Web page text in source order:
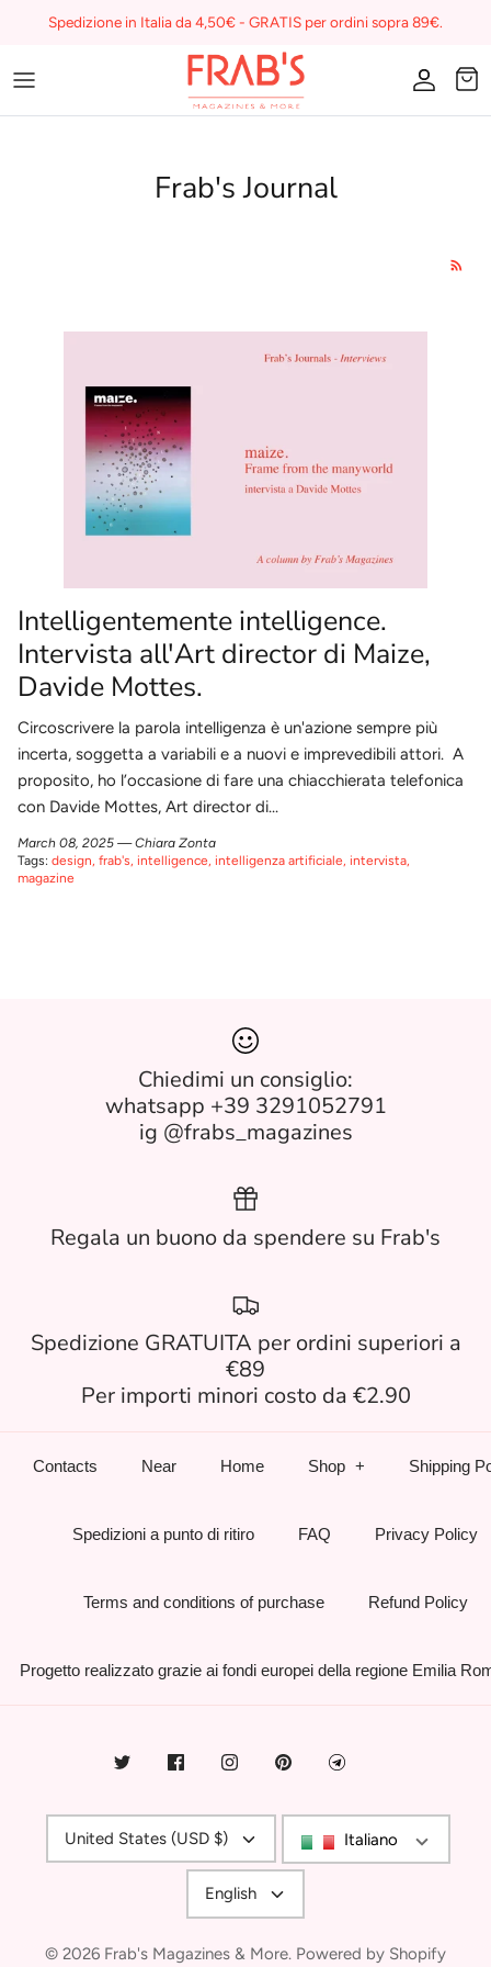
Spedizione in Italia da 4,50€ - GRATIS per ordini sopra 89€.
Magazines
I miei preferiti su Frab'sFrab's Journal
Intelligentemente intelligence.
Intervista all'Art director di Maize,
Davide Mottes.
Circoscrivere la parola intelligenza è un'azione sempre più
incerta, soggetta a variabili e a nuovi e imprevedibili attori. A
proposito, ho l’occasione di fare una chiacchierata telefonica
con Davide Mottes, Art director di...
March 08, 2025 —Chiara Zonta
Tags: design frab's intelligence intelligenza artificiale intervista
magazine
Chiedimi un consiglio:
whatsapp +39 3291052791
ig @frabs_magazines
Regala un buono da spendere su Frab's
Spedizione GRATUITA per ordini superiori a
€89
Per importi minori costo da €2.90
Contacts Near Home Shop Shipping
Spedizioni a punto di ritiro FAQ Privacy Policy
Terms and conditions of purchase Refund Policy
Progetto realizzato grazie ai fondi europei della regione Emilia
Currency
United States (USD $) Italiano
Language
English
© 2026 Frab's Magazines & More. Powered by Shopify